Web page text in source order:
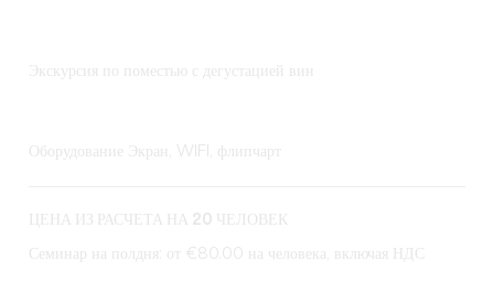
Экскурсия по поместью с дегустацией вин
Оборудование Экран, WIFI, флипчарт
ЦЕНА ИЗ РАСЧЕТА НА 20 ЧЕЛОВЕК
Семинар на полдня: от €80.00 на человека, включая НДС